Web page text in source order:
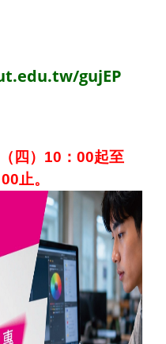
gujEP
四）10：00起至
止。